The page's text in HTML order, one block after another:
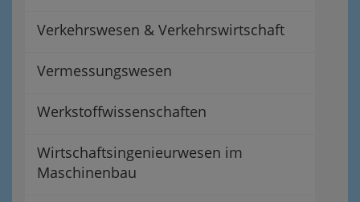
Verkehrswesen & Verkehrswirtschaft
Vermessungswesen
Werkstoffwissenschaften
Wirtschaftsingenieurwesen im
Maschinenbau